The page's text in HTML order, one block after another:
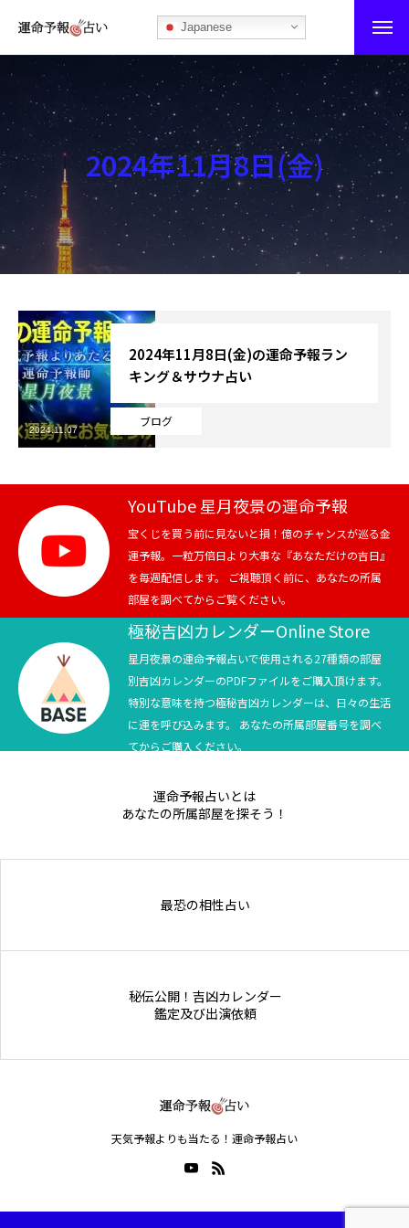
Japanese
運命予報占い
運命予報占いとは
あなたの所属部屋を探そう！
最恐の相性占い
秘伝公開！吉凶カレンダー
記事カテゴリー
ブログ
お知らせ
芸能界
テニス
スポーツ
競馬
テニス四大大会・五輪
テニス四大大会・五輪
2024年11月8日(金)
ブログ
2024年11月8日(金)の運命予報ラン
キング＆サウナ占い
2024.11.07
YouTube 星月夜景の運命予報
宝くじを買う前に見ないと損！億のチャンスが巡る金
運予報。一粒万倍日より大事な『あなただけの吉日』
を毎週配信します。 ご視聴頂く前に、あなたの所属
部屋を調べてからご覧ください。
極秘吉凶カレンダーOnline Store
星月夜景の運命予報占いで使用される27種類の部屋
別吉凶カレンダーのPDFファイルをご購入頂けます。
特別な意味を持つ極秘吉凶カレンダーは、日々の生活
に運を呼び込みます。 あなたの所属部屋番号を調べ
てからご購入ください。
運命予報占いとは
あなたの所属部屋を探そう！
最恐の相性占い
秘伝公開！吉凶カレンダー
鑑定及び出演依頼
天気予報よりも当たる！運命予報占い